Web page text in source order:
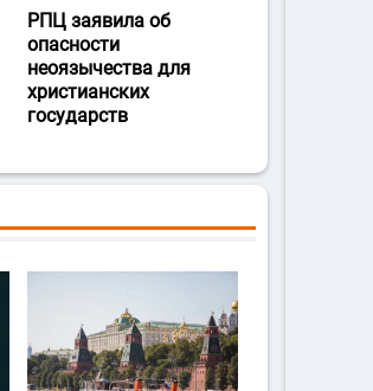
РПЦ заявила об
опасности
неоязычества для
христианских
государств